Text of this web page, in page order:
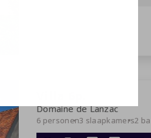
Domaine de Lanzac
6 personen3 slaapkamers2